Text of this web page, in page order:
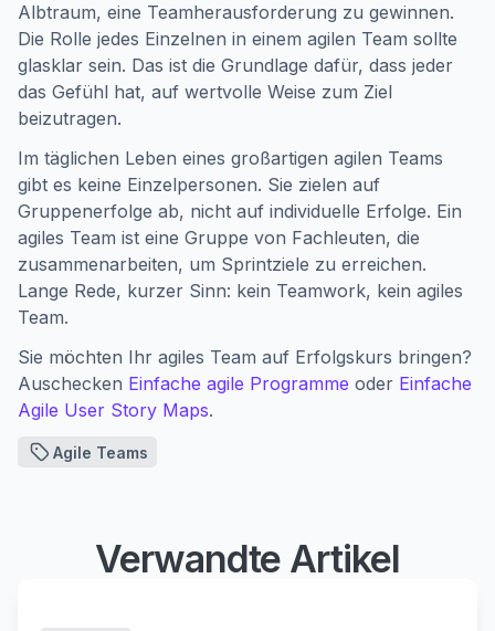
Albtraum, eine Teamherausforderung zu gewinnen.
Die Rolle jedes Einzelnen in einem agilen Team sollte
glasklar sein. Das ist die Grundlage dafür, dass jeder
das Gefühl hat, auf wertvolle Weise zum Ziel
beizutragen.
Im täglichen Leben eines großartigen agilen Teams
gibt es keine Einzelpersonen. Sie zielen auf
Gruppenerfolge ab, nicht auf individuelle Erfolge. Ein
agiles Team ist eine Gruppe von Fachleuten, die
zusammenarbeiten, um Sprintziele zu erreichen.
Lange Rede, kurzer Sinn: kein Teamwork, kein agiles
Team.
Sie möchten Ihr agiles Team auf Erfolgskurs bringen?
Auschecken Einfache agile Programme oder Einfache
Agile User Story Maps.
Agile Teams
Verwandte Artikel